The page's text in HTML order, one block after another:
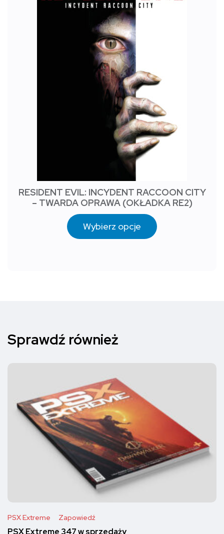
RESIDENT EVIL: INCYDENT RACCOON CITY
– TWARDA OPRAWA (OKŁADKA RE2)
Wybierz opcje
Sprawdź również
PSX Extreme Zapowiedź